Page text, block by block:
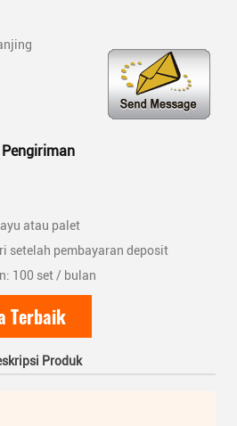
atau palet
setelah pembayaran deposit
100 set / bulan
Terbaik
Produk